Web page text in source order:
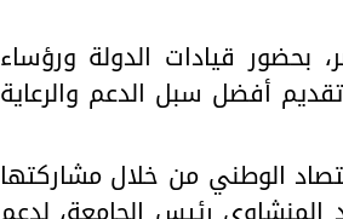
بحضور قيادات الدولة ورؤساء
أفضل سبل الدعم والرعاية
الاقتصاد الوطني من خلال مشاركتها